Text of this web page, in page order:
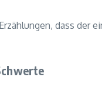
dass der